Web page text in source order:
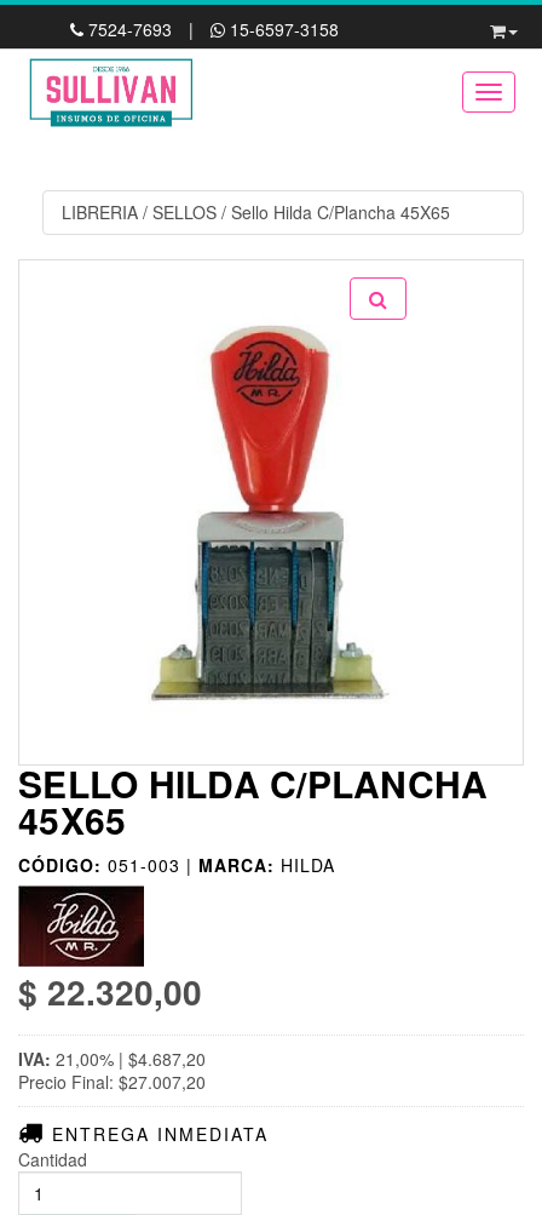
7524-7693 | 15-6597-3158
LIBRERIA / SELLOS / Sello Hilda C/Plancha 45X65
SELLO HILDA C/PLANCHA
45X65
CÓDIGO: 051-003 | MARCA: HILDA
$ 22.320,00
IVA: 21,00% | $4.687,20
Precio Final: $27.007,20
ENTREGA INMEDIATA
Cantidad